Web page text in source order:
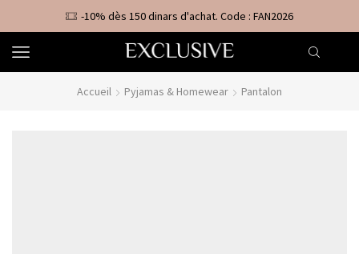
-10% dès 150 dinars d'achat. Code : FAN2026
Accueil Pyjamas & Homewear Pantalon